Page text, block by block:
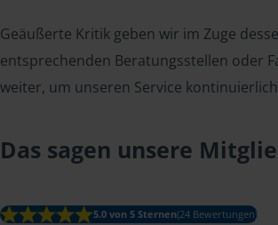
Geäußerte Kritik geben wir im Zuge
entsprechenden Beratungsstellen oder
weiter, um unseren Service
Das sagen unsere
5.0 von 5 Sternen(24 Bewertungen)